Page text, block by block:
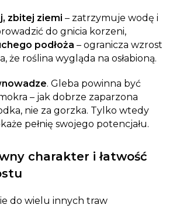
zbitej ziemi – zatrzymuje wodę i
do gnicia korzeni,
podłoża – ogranicza wzrost
że roślina wygląda na osłabioną.
. Gleba powinna być
– jak dobrze zaparzona
nie za gorzka. Tylko wtedy
pełnię swojego potencjału.
charakter i łatwość
do wielu innych traw